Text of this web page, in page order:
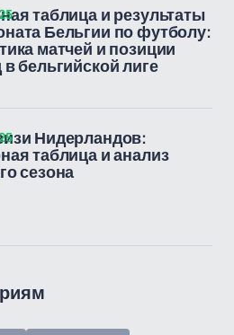
таблица и результаты
Бельгии по футболу:
матчей и позиции
бельгийской лиге
Нидерландов:
таблица и анализ
сезона